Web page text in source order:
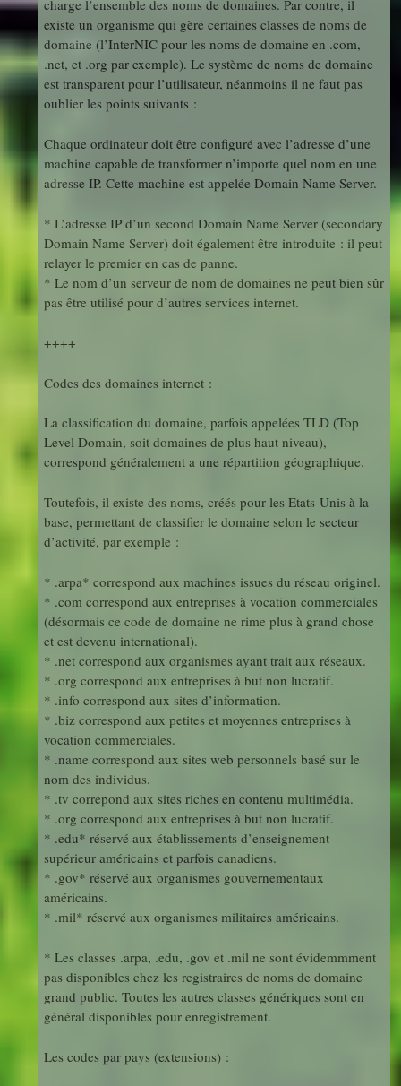
charge l’ensemble des noms de domaines. Par contre, il
existe un organisme qui gère certaines classes de noms de
domaine (l’InterNIC pour les noms de domaine en .com,
.net, et .org par exemple). Le système de noms de domaine
est transparent pour l’utilisateur, néanmoins il ne faut pas
oublier les points suivants :
Chaque ordinateur doit être configuré avec l’adresse d’une
machine capable de transformer n’importe quel nom en une
adresse IP. Cette machine est appelée Domain Name Server.
* L’adresse IP d’un second Domain Name Server (secondary
Domain Name Server) doit également être introduite : il peut
relayer le premier en cas de panne.
* Le nom d’un serveur de nom de domaines ne peut bien sûr
pas être utilisé pour d’autres services internet.
++++
Codes des domaines internet :
La classification du domaine, parfois appelées TLD (Top
Level Domain, soit domaines de plus haut niveau),
correspond généralement a une répartition géographique.
Toutefois, il existe des noms, créés pour les Etats-Unis à la
base, permettant de classifier le domaine selon le secteur
d’activité, par exemple :
* .arpa* correspond aux machines issues du réseau originel.
* .com correspond aux entreprises à vocation commerciales
(désormais ce code de domaine ne rime plus à grand chose
et est devenu international).
* .net correspond aux organismes ayant trait aux réseaux.
* .org correspond aux entreprises à but non lucratif.
* .info correspond aux sites d’information.
* .biz correspond aux petites et moyennes entreprises à
vocation commerciales.
* .name correspond aux sites web personnels basé sur le
nom des individus.
* .tv correpond aux sites riches en contenu multimédia.
* .org correspond aux entreprises à but non lucratif.
* .edu* réservé aux établissements d’enseignement
supérieur américains et parfois canadiens.
* .gov* réservé aux organismes gouvernementaux
américains.
* .mil* réservé aux organismes militaires américains.
* Les classes .arpa, .edu, .gov et .mil ne sont évidemmment
pas disponibles chez les registraires de noms de domaine
grand public. Toutes les autres classes génériques sont en
général disponibles pour enregistrement.
Les codes par pays (extensions) :